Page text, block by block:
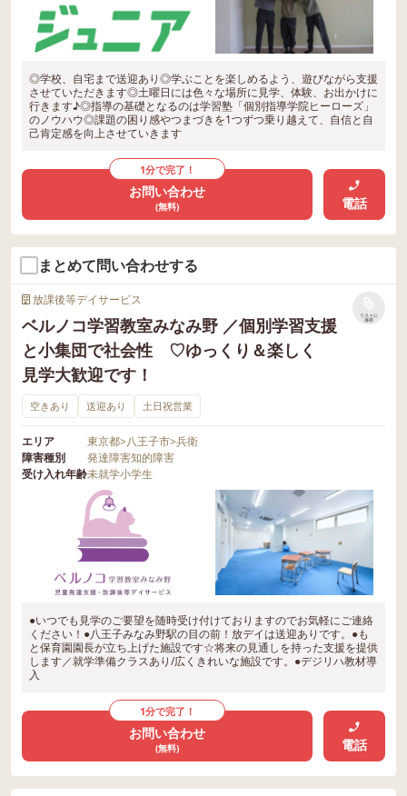
◎学校、自宅まで送迎あり◎学ぶことを楽しめるよう、遊びながら支援
させていただきます◎土曜日には色々な場所に見学、体験、お出かけに
行きます♪◎指導の基礎となるのは学習塾「個別指導学院ヒーローズ」
のノウハウ◎課題の困り感やつまづきを1つずつ乗り越えて、自信と自
己肯定感を向上させていきます
1分で完了！
お問い合わせ
(無料) 電話
まとめて問い合わせする
放課後等デイサービス
ベルノコ学習教室みなみ野 ／個別学習支援
と小集団で社会性 ♡ゆっくり＆楽しく
見学大歓迎です！
リストに
保存
空きあり 送迎あり 土日祝営業
エリア 東京都>八王子市>兵衛
障害種別
発達障害知的障害
受け入れ年齢未就学小学生
●いつでも見学のご要望を随時受け付けておりますのでお気軽にご連絡
ください！●八王子みなみ野駅の目の前！放デイは送迎ありです。●も
と保育園園長が立ち上げた施設です☆将来の見通しを持った支援を提供
します／就学準備クラスあり/広くきれいな施設です。●デジリハ教材導
入
1分で完了！
お問い合わせ
(無料) 電話